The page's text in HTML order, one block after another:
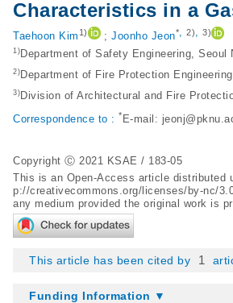
Characteristics in a
Taehoon Kim 1) ; Joonho Jeon*, 2), 3)
1) Department of Safety Engineering,
2) Department of Fire Protection
3) Division of Architectural and Fire
Correspondence to : * E-mail:
Copyright Ⓒ 2021 KSAE / 183-05
This is an Open-Access article distributed
p://creativecommons.org/licenses/by-nc/
any medium provided the original work is
This article has been cited by 1
Funding Information ▼